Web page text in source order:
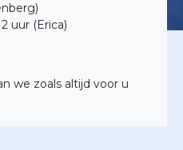
uur (Erica)
we zoals altijd voor u